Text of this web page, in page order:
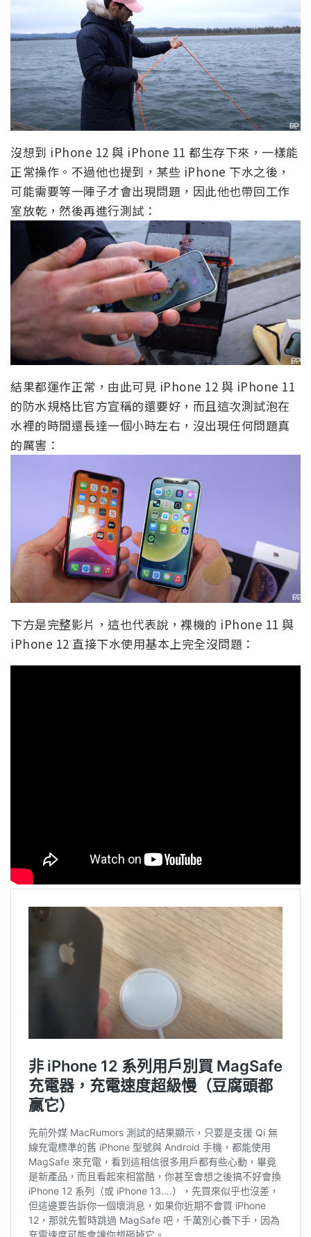
沒想到 iPhone 12 與 iPhone 11 都生存下來，一樣能
正常操作。不過他也提到，某些 iPhone 下水之後，
可能需要等一陣子才會出現問題，因此他也帶回工作
室放乾，然後再進行測試：
結果都運作正常，由此可見 iPhone 12 與 iPhone 11
的防水規格比官方宣稱的還要好，而且這次測試泡在
水裡的時間還長達一個小時左右，沒出現任何問題真
的厲害：
下方是完整影片，這也代表說，裸機的 iPhone 11 與
iPhone 12 直接下水使用基本上完全沒問題：